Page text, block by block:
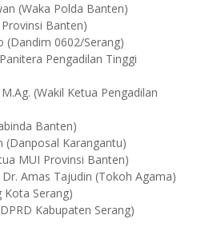
(Waka Polda Banten)
Banten)
(Dandim 0602/Serang)
Pengadilan Tinggi
(Wakil Ketua Pengadilan
Banten)
(Danposal Karangantu)
MUI Provinsi Banten)
Amas Tajudin (Tokoh Agama)
Kota Serang)
Kabupaten Serang)